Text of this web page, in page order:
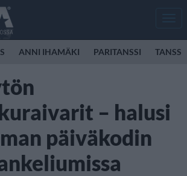
ANNI IHAMÄKI PARITANSSI TANSSI
– halusi
päiväkodin